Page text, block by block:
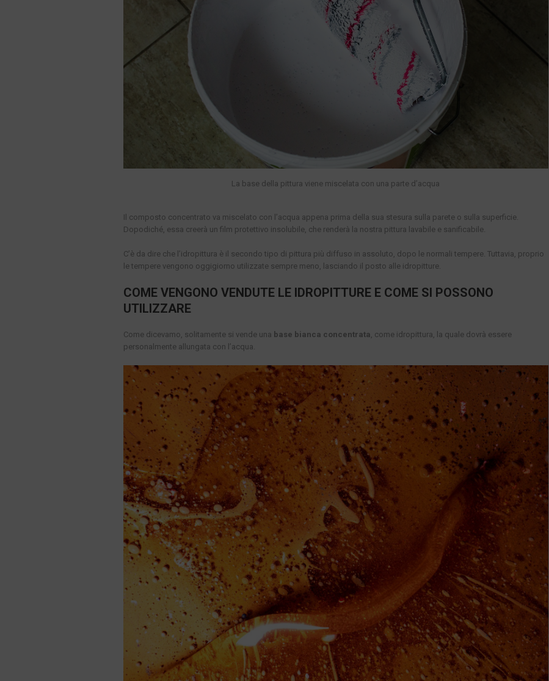
La base della pittura viene miscelata con una parte d’acqua
Il composto concentrato va miscelato con l’acqua appena prima della sua stesura sulla parete o sulla superficie.
Dopodiché, essa creerà un film protettivo insolubile, che renderà la nostra pittura lavabile e sanificabile.
C’è da dire che l’idropittura è il secondo tipo di pittura più diffuso in assoluto, dopo le normali tempere. Tuttavia, proprio
le tempere vengono oggigiorno utilizzate sempre meno, lasciando il posto alle idropitture.
COME VENGONO VENDUTE LE IDROPITTURE E COME SI POSSONO
UTILIZZARE
Come dicevamo, solitamente si vende una base bianca concentrata, come idropittura, la quale dovrà essere
personalmente allungata con l’acqua.